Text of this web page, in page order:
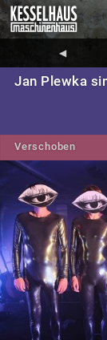
◀︎
Jan Plewka
Verschoben